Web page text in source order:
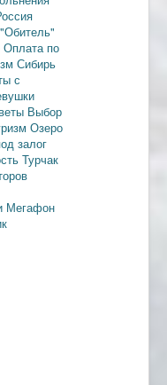
Оплата по
Сибирь
с
Выбор
Озеро
залог
Турчак
Мегафон